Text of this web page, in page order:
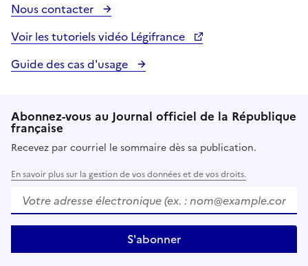
Nous contacter
Voir les tutoriels vidéo Légifrance
Guide des cas d'usage
Abonnez-vous au Journal officiel de la République
française
Recevez par courriel le sommaire dès sa publication.
En savoir plus sur la gestion de vos données et de vos droits.
Votre adresse électronique (ex. : nom@example.com
S'abonner